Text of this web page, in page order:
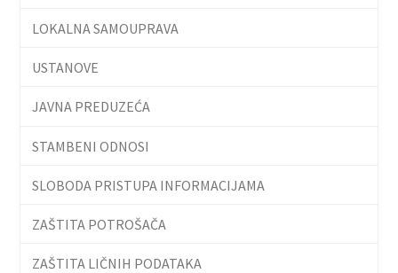
LOKALNA SAMOUPRAVA
USTANOVE
JAVNA PREDUZEĆA
STAMBENI ODNOSI
SLOBODA PRISTUPA INFORMACIJAMA
ZAŠTITA POTROŠAČA
ZAŠTITA LIČNIH PODATAKA